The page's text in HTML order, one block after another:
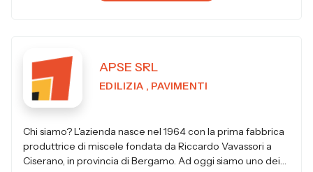
APSE SRL
EDILIZIA , PAVIMENTI
Chi siamo? L'azienda nasce nel 1964 con la prima fabbrica
produttrice di miscele fondata da Riccardo Vavassori a
Ciserano, in provincia di Bergamo. Ad oggi siamo uno dei